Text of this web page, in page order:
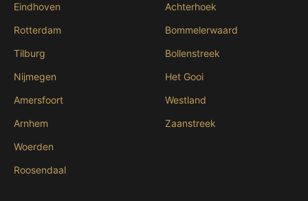
Eindhoven
Rotterdam
Tilburg
Nijmegen
Amersfoort
Arnhem
Woerden
Roosendaal
Achterhoek
Bommelerwaard
Bollenstreek
Het Gooi
Westland
Zaanstreek